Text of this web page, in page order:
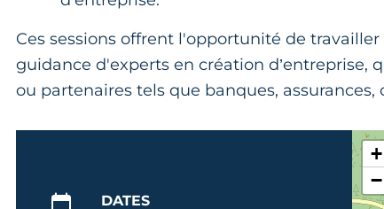
Ces sessions offrent l'opportunité de
guidance d'experts en création d’entreprise,
ou partenaires tels que banques, assurances,
DATES
+
−